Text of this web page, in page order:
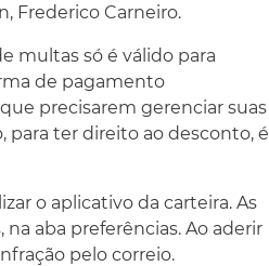
Frederico Carneiro.
multas só é válido para
de pagamento
precisarem gerenciar suas
para ter direito ao desconto, é
o aplicativo da carteira. As
aba preferências. Ao aderir
pelo correio.